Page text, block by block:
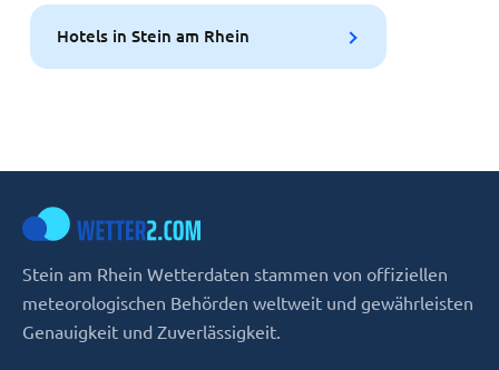
Hotels in Stein am Rhein
Stein am Rhein Wetterdaten stammen von offiziellen
meteorologischen Behörden weltweit und gewährleisten
Genauigkeit und Zuverlässigkeit.